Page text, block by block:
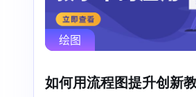
绘图
如何用流程图提升创新